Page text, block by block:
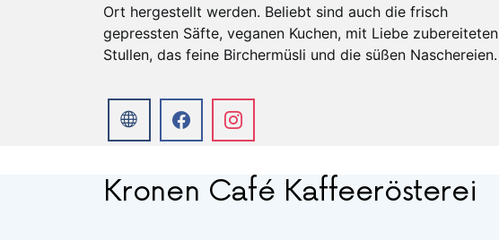
Ort hergestellt werden. Beliebt sind auch die frisch
gepressten Säfte, veganen Kuchen, mit Liebe zubereiteten
Stullen, das feine Birchermüsli und die süßen Naschereien.
Kronen Café Kaffeerösterei